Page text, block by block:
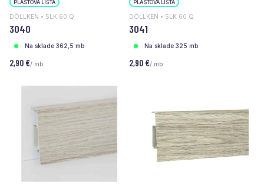
PLASTOVÁ LIŠTA
DÖLLKEN • SLK 60 Q
3040
Na sklade 362,5 mb
2,90 €/ mb
PLASTOVÁ LIŠTA
DÖLLKEN • SLK 60 Q
3041
Na sklade 325 mb
2,90 €/ mb